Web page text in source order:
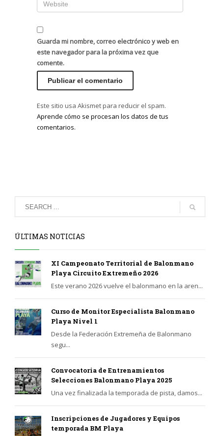
Guarda mi nombre, correo electrónico y web en
este navegador para la próxima vez que
comente.
Este sitio usa Akismet para reducir el spam.
Aprende cómo se procesan los datos de tus
comentarios.
ÚLTIMAS NOTICIAS
XI Campeonato Territorial de Balonmano
Playa Circuito Extremeño 2026
Este verano 2026 vuelve el balonmano en la aren...
Curso de Monitor Especialista Balonmano
Playa Nivel 1
Desde la Federación Extremeña de Balonmano
segu...
Convocatoria de Entrenamientos
Selecciones Balonmano Playa 2025
Una vez finalizada la temporada de pista, damos...
Inscripciones de Jugadores y Equipos
temporada BM Playa